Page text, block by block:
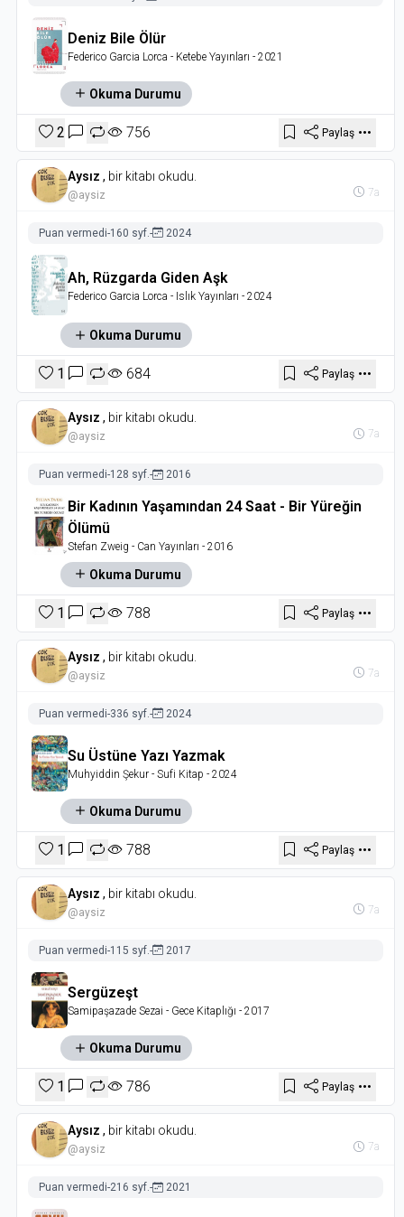
Deniz Bile Ölür
Federico Garcia Lorca - Ketebe Yayınları - 2021
Okuma Durumu
2 756 Paylaş
Aysız , bir kitabı okudu.
@aysiz 7a
Puan vermedi-160 syf.- 2024
Ah, Rüzgarda Giden Aşk
Federico Garcia Lorca - Islık Yayınları - 2024
Okuma Durumu
1 684 Paylaş
Aysız , bir kitabı okudu.
@aysiz 7a
Puan vermedi-128 syf.- 2016
Bir Kadının Yaşamından 24 Saat - Bir Yüreğin
Ölümü
Stefan Zweig - Can Yayınları - 2016
Okuma Durumu
1 788 Paylaş
Aysız , bir kitabı okudu.
@aysiz 7a
Puan vermedi-336 syf.- 2024
Su Üstüne Yazı Yazmak
Muhyiddin Şekur - Sufi Kitap - 2024
Okuma Durumu
1 788 Paylaş
Aysız , bir kitabı okudu.
@aysiz 7a
Puan vermedi-115 syf.- 2017
Sergüzeşt
Samipaşazade Sezai - Gece Kitaplığı - 2017
Okuma Durumu
1 786 Paylaş
Aysız , bir kitabı okudu.
@aysiz 7a
Puan vermedi-216 syf.- 2021